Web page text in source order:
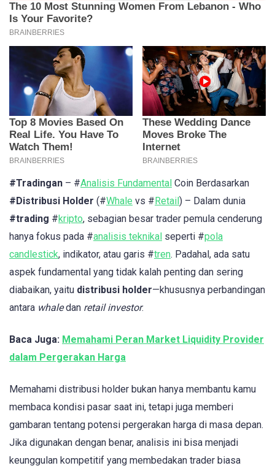
#Tradingan – #Analisis Fundamental Coin Berdasarkan
#Distribusi Holder (#Whale vs #Retail) – Dalam dunia
#trading #kripto, sebagian besar trader pemula cenderung
hanya fokus pada #analisis teknikal seperti #pola
candlestick, indikator, atau garis #tren. Padahal, ada satu
aspek fundamental yang tidak kalah penting dan sering
diabaikan, yaitu distribusi holder—khususnya perbandingan
antara whaledan retail investor.
Baca Juga: Memahami Peran Market Liquidity Provider
dalam Pergerakan Harga
Memahami distribusi holder bukan hanya membantu kamu
membaca kondisi pasar saat ini, tetapi juga memberi
gambaran tentang potensi pergerakan harga di masa depan.
Jika digunakan dengan benar, analisis ini bisa menjadi
keunggulan kompetitif yang membedakan trader biasa